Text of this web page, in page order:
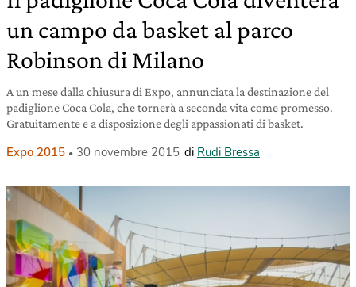
un campo da basket al parco
Robinson di Milano
A un mese dalla chiusura di Expo, annunciata la destinazione del
padiglione Coca Cola, che tornerà a seconda vita come promesso.
Gratuitamente e a disposizione degli appassionati di basket.
Expo 2015 30 novembre 2015 di Rudi Bressa